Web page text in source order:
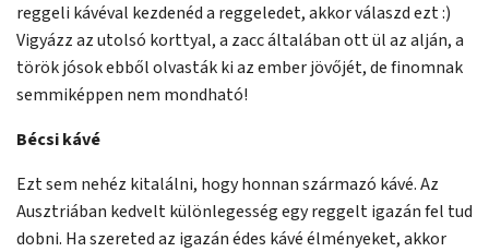
reggeli kávéval kezdenéd a reggeledet, akkor válaszd ezt :)
Vigyázz az utolsó korttyal, a zacc általában ott ül az alján, a
török jósok ebből olvasták ki az ember jövőjét, de finomnak
semmiképpen nem mondható!
Bécsi kávé
Ezt sem nehéz kitalálni, hogy honnan származó kávé. Az
Ausztriában kedvelt különlegesség egy reggelt igazán fel tud
dobni. Ha szereted az igazán édes kávé élményeket, akkor